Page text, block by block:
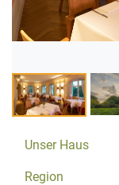
Unser Haus
Region